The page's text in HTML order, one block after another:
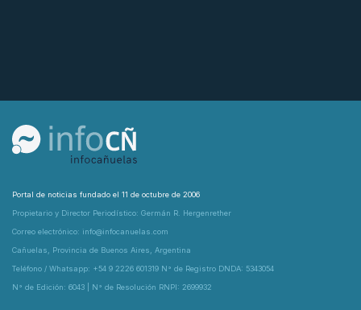
Portal de noticias fundado el 11 de octubre de 2006
Propietario y Director Periodístico: Germán R. Hergenrether
Correo electrónico: info@infocanuelas.com
Cañuelas, Provincia de Buenos Aires, Argentina
Teléfono / Whatsapp: +54 9 2226 601319 N° de Registro DNDA: 5343054
N° de Edición: 6043 | N° de Resolución RNPI: 2699932